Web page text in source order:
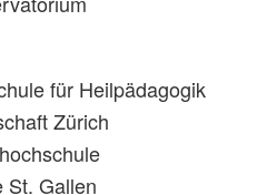
für Heilpädagogik
Zürich
St. Gallen